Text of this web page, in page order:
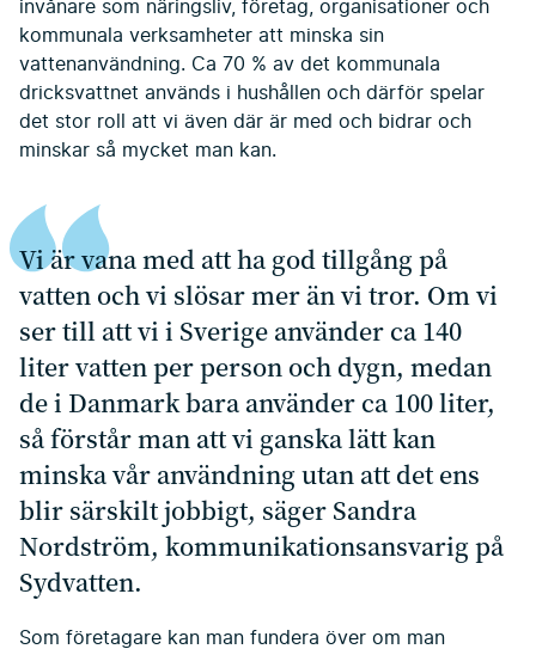
invånare som näringsliv, företag, organisationer och
kommunala verksamheter att minska sin
vattenanvändning. Ca 70 % av det kommunala
dricksvattnet används i hushållen och därför spelar
det stor roll att vi även där är med och bidrar och
minskar så mycket man kan.
Vi är vana med att ha god tillgång på
vatten och vi slösar mer än vi tror. Om vi
ser till att vi i Sverige använder ca 140
liter vatten per person och dygn, medan
de i Danmark bara använder ca 100 liter,
så förstår man att vi ganska lätt kan
minska vår användning utan att det ens
blir särskilt jobbigt, säger Sandra
Nordström, kommunikationsansvarig på
Sydvatten.
Som företagare kan man fundera över om man